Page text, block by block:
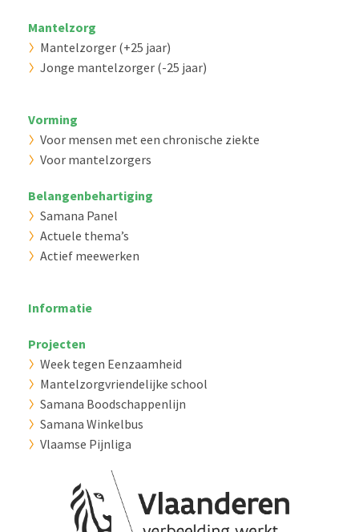
Mantelzorg
Mantelzorger (+25 jaar)
Jonge mantelzorger (-25 jaar)
Vorming
Voor mensen met een chronische ziekte
Voor mantelzorgers
Belangenbehartiging
Samana Panel
Actuele thema’s
Actief meewerken
Informatie
Projecten
Week tegen Eenzaamheid
Mantelzorgvriendelijke school
Samana Boodschappenlijn
Samana Winkelbus
Vlaamse Pijnliga